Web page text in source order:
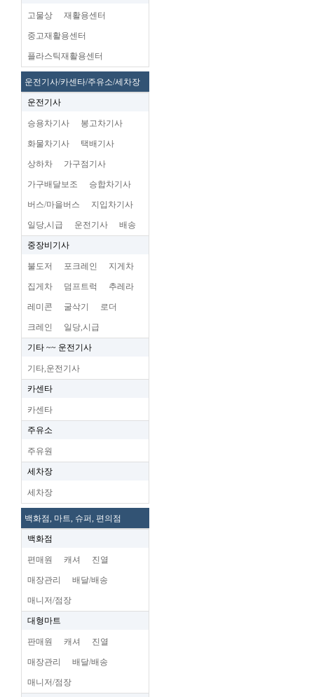
고물상 재활용센터
중고재활용센터
플라스틱재활용센터
운전기사/카센타/주유소/세차장
운전기사
승용차기사 봉고차기사
화물차기사 택배기사
상하차 가구점기사
가구배달보조 승합차기사
버스/마을버스 지입차기사
일당,시급 운전기사 배송
중장비기사
불도저 포크레인 지게차
집게차 덤프트럭 추레라
레미콘 굴삭기 로더
크레인 일당,시급
기타 ~~ 운전기사
기타,운전기사
카센타
카센타
주유소
주유원
세차장
세차장
백화점, 마트, 슈퍼, 편의점
백화점
편매원 캐셔 진열
매장관리 배달/배송
매니저/점장
대형마트
판매원 캐셔 진열
매장관리 배달/배송
매니저/점장